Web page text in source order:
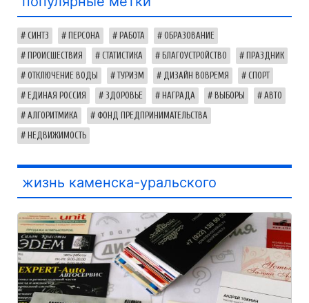
СИНТЗ ПЕРСОНА РАБОТА ОБРАЗОВАНИЕ
ПРОИСШЕСТВИЯ СТАТИСТИКА БЛАГОУСТРОЙСТВО ПРАЗДНИК
ОТКЛЮЧЕНИЕ ВОДЫ ТУРИЗМ ДИЗАЙН ВОВРЕМЯ СПОРТ
ЕДИНАЯ РОССИЯ ЗДОРОВЬЕ НАГРАДА ВЫБОРЫ АВТО
АЛГОРИТМИКА ФОНД ПРЕДПРИНИМАТЕЛЬСТВА
НЕДВИЖИМОСТЬ
жизнь каменска-уральского